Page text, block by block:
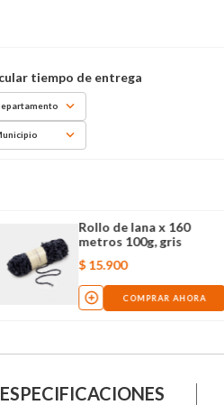
Rollo de lana x 160
metros 100g, gris
$ 15.900
COMPRAR AHORA
ESPECIFICACIONES